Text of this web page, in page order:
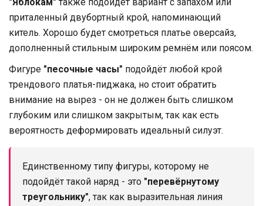
приталенный двубортный крой, напоминающий
китель. Хорошо будет смотреться платье оверсайз,
дополненный стильным широким ремнём или поясом.
Фигуре "песочные часы" подойдёт любой крой
трендового платья-пиджака, но стоит обратить
внимание на вырез - он не должен быть слишком
глубоким или слишком закрытым, так как есть
вероятность деформировать идеальный силуэт.
Единственному типу фигуры, которому не
подойдёт такой наряд - это "перевёрнутому
треугольнику", так как выразительная линия